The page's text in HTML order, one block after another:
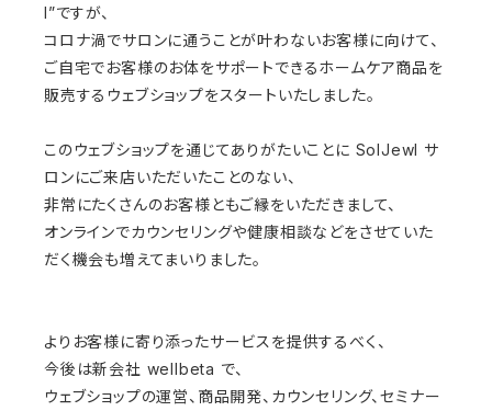
l”ですが、
コロナ渦でサロンに通うことが叶わないお客様に向けて、
ご自宅でお客様のお体をサポートできるホームケア商品を
販売するウェブショップをスタートいたしました。
このウェブショップを通じてありがたいことに SolJewl サ
ロンにご来店いただいたことのない、
非常にたくさんのお客様ともご縁をいただきまして、
オンラインでカウンセリングや健康相談などをさせていた
だく機会も増えてまいりました。
よりお客様に寄り添ったサービスを提供するべく、
今後は新会社 wellbeta で、
ウェブショップの運営、商品開発、カウンセリング、セミナー